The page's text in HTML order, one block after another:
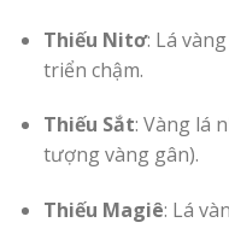
Thiếu Nitơ: Lá
triển chậm.
Thiếu Sắt: Vàng lá
tượng vàng gân).
Thiếu Magiê: Lá